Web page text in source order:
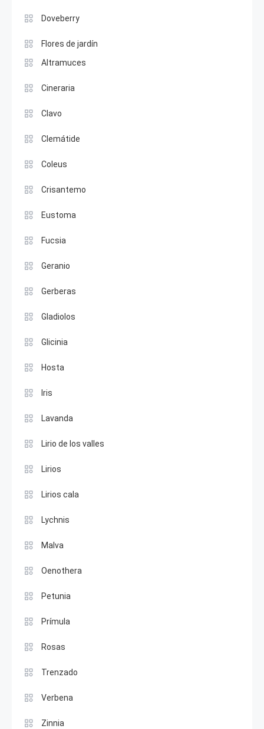
Doveberry
Flores de jardín
Altramuces
Cineraria
Clavo
Clemátide
Coleus
Crisantemo
Eustoma
Fucsia
Geranio
Gerberas
Gladiolos
Glicinia
Hosta
Iris
Lavanda
Lirio de los valles
Lirios
Lirios cala
Lychnis
Malva
Oenothera
Petunia
Prímula
Rosas
Trenzado
Verbena
Zinnia